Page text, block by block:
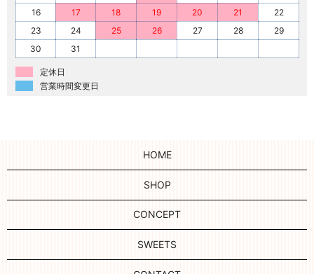
16
17 18 19 20 21
22
23
24 25 26 27 28
29
30
31
定休日
営業時間変更日
HOME
SHOP
CONCEPT
SWEETS